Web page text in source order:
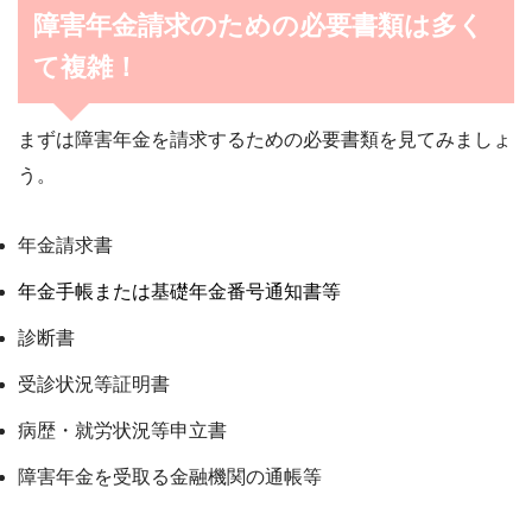
障害年金請求のための必要書類は多く
て複雑！
まずは障害年金を請求するための必要書類を見てみましょ
う。
年金請求書
年金手帳または基礎年金番号通知書等
診断書
受診状況等証明書
病歴・就労状況等申立書
障害年金を受取る金融機関の通帳等